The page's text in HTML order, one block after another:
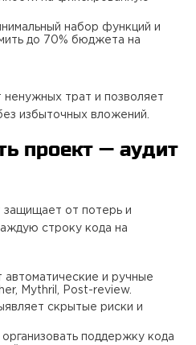
набор функций и
до 70% бюджета на
трат и позволяет
избыточных вложений.
проект — аудит
защищает от потерь и
строку кода на
автоматические и ручные
Mythril, Post-review.
скрытые риски и
поддержку кода